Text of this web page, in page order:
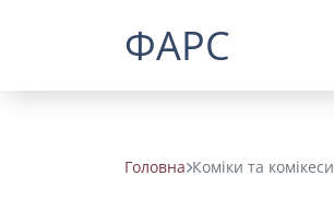
ФАРС
Головна Коміки та комікеси